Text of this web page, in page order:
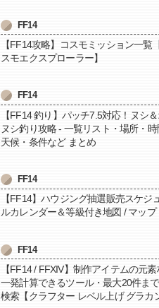
FF14
【FF14攻略】コスモミッション一覧
スモエクスプローラー】
FF14
【FF14 釣り】パッチ7.5対応！ヌシ
ヌシ釣り攻略 - 一覧リスト・場所・時
天候・条件など まとめ
FF14
【FF14】ハウジング抽選販売スケジ
ルカレンダー＆等級付き地図 / マップ
FF14
【FF14 / FFXIV】制作アイテムの元
一発計算できるツール・最大20件ま
検索【クラフター レベル上げ グラカ